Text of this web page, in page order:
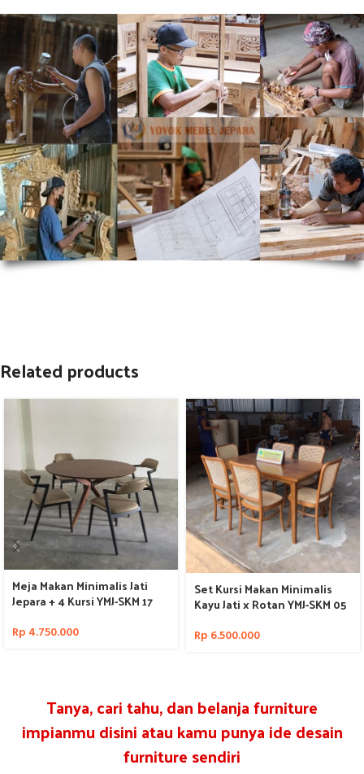
Related products
Meja Makan Minimalis Jati
Jepara + 4 Kursi YMJ-SKM 17
Rp 4.750.000
Set Kursi Makan Minimalis
Kayu Jati x Rotan YMJ-SKM 05
Rp 6.500.000
Tanya, cari tahu, dan belanja furniture
impianmu disini atau kamu punya ide desain
furniture sendiri